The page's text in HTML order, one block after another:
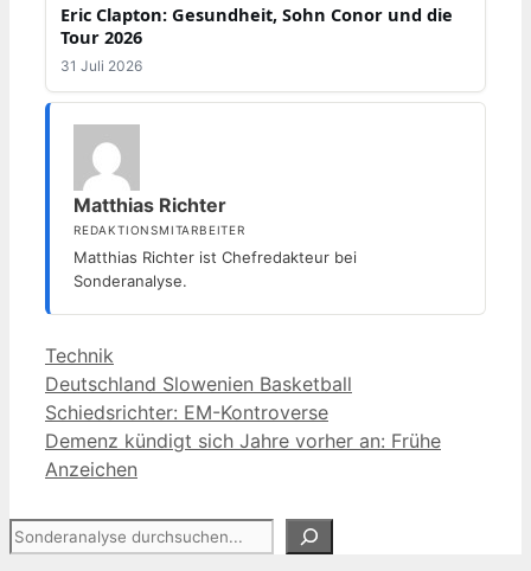
Eric Clapton: Gesundheit, Sohn Conor und die
Tour 2026
31 Juli 2026
Matthias Richter
REDAKTIONSMITARBEITER
Matthias Richter ist Chefredakteur bei
Sonderanalyse.
Kategorien
Technik
Deutschland Slowenien Basketball
Schiedsrichter: EM-Kontroverse
Demenz kündigt sich Jahre vorher an: Frühe
Anzeichen
Suchen